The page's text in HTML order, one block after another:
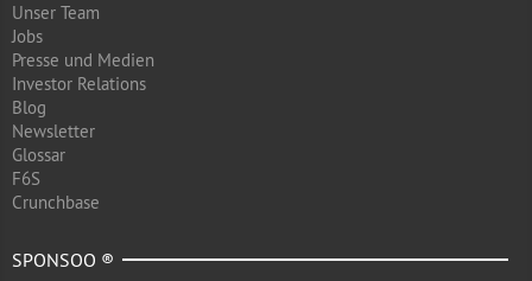
Unser Team
Jobs
Presse und Medien
Investor Relations
Blog
Newsletter
Glossar
F6S
Crunchbase
SPONSOO ®